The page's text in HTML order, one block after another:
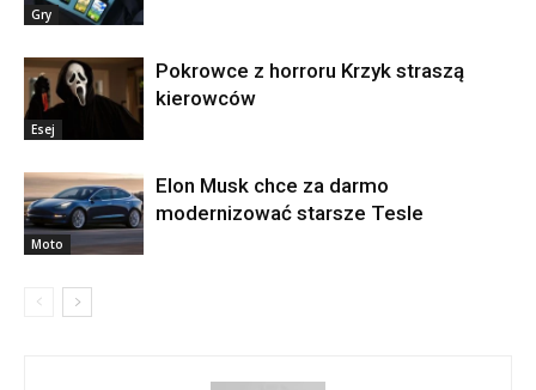
Gry
Esej
Pokrowce z horroru Krzyk straszą
kierowców
Moto
Elon Musk chce za darmo
modernizować starsze Tesle